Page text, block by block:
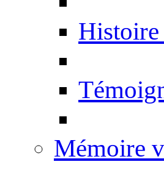
Histoire
Mémoire